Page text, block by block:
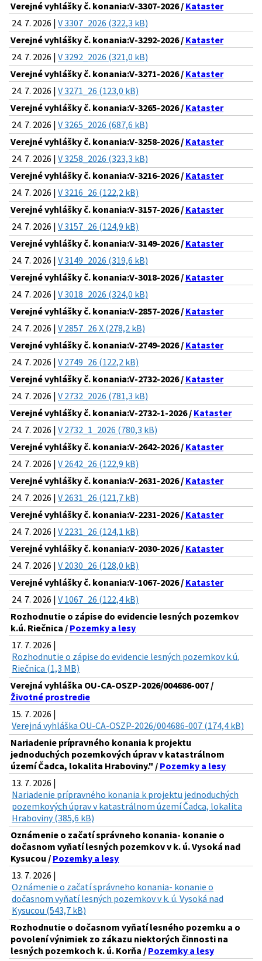
Verejné vyhlášky č. konania:V-3307-2026 / Kataster
24. 7. 2026 | V 3307_2026 (322,3 kB)
Verejné vyhlášky č. konania:V-3292-2026 / Kataster
24. 7. 2026 | V 3292_2026 (321,0 kB)
Verejné vyhlášky č. konania:V-3271-2026 / Kataster
24. 7. 2026 | V 3271_26 (123,0 kB)
Verejné vyhlášky č. konania:V-3265-2026 / Kataster
24. 7. 2026 | V 3265_2026 (687,6 kB)
Verejné vyhlášky č. konania:V-3258-2026 / Kataster
24. 7. 2026 | V 3258_2026 (323,3 kB)
Verejné vyhlášky č. konania:V-3216-2026 / Kataster
24. 7. 2026 | V 3216_26 (122,2 kB)
Verejné vyhlášky č. konania:V-3157-2026 / Kataster
24. 7. 2026 | V 3157_26 (124,9 kB)
Verejné vyhlášky č. konania:V-3149-2026 / Kataster
24. 7. 2026 | V 3149_2026 (319,6 kB)
Verejné vyhlášky č. konania:V-3018-2026 / Kataster
24. 7. 2026 | V 3018_2026 (324,0 kB)
Verejné vyhlášky č. konania:V-2857-2026 / Kataster
24. 7. 2026 | V 2857_26 X (278,2 kB)
Verejné vyhlášky č. konania:V-2749-2026 / Kataster
24. 7. 2026 | V 2749_26 (122,2 kB)
Verejné vyhlášky č. konania:V-2732-2026 / Kataster
24. 7. 2026 | V 2732_2026 (781,3 kB)
Verejné vyhlášky č. konania:V-2732-1-2026 / Kataster
24. 7. 2026 | V 2732_1_2026 (780,3 kB)
Verejné vyhlášky č. konania:V-2642-2026 / Kataster
24. 7. 2026 | V 2642_26 (122,9 kB)
Verejné vyhlášky č. konania:V-2631-2026 / Kataster
24. 7. 2026 | V 2631_26 (121,7 kB)
Verejné vyhlášky č. konania:V-2231-2026 / Kataster
24. 7. 2026 | V 2231_26 (124,1 kB)
Verejné vyhlášky č. konania:V-2030-2026 / Kataster
24. 7. 2026 | V 2030_26 (128,0 kB)
Verejné vyhlášky č. konania:V-1067-2026 / Kataster
24. 7. 2026 | V 1067_26 (122,4 kB)
Rozhodnutie o zápise do evidencie lesných pozemkov
k.ú. Riečnica / Pozemky a lesy
17. 7. 2026 |
Rozhodnutie o zápise do evidencie lesných pozemkov k.ú.
Riečnica (1,3 MB)
Verejná vyhláška OU-CA-OSZP-2026/004686-007 /
Životné prostredie
15. 7. 2026 |
Verejná vyhláška OU-CA-OSZP-2026/004686-007 (174,4 kB)
Nariadenie prípravného konania k projektu
jednoduchých pozemkových úprav v katastrálnom
území Čadca, lokalita Hraboviny." / Pozemky a lesy
13. 7. 2026 |
Nariadenie prípravného konania k projektu jednoduchých
pozemkových úprav v katastrálnom území Čadca, lokalita
Hraboviny (385,6 kB)
Oznámenie o začatí správneho konania- konanie o
dočasnom vyňatí lesných pozemkov v k. ú. Vysoká nad
Kysucou / Pozemky a lesy
13. 7. 2026 |
Oznámenie o začatí správneho konania- konanie o
dočasnom vyňatí lesných pozemkov v k. ú. Vysoká nad
Kysucou (543,7 kB)
Rozhodnutie o dočasnom vyňatí lesného pozemku a o
povolení výnimiek zo zákazu niektorých činnosti na
lesných pozemkoch k. ú. Korňa / Pozemky a lesy